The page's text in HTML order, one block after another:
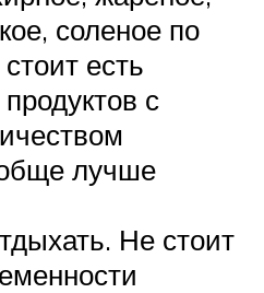
соленое по
есть
с
лучше
Не стоит